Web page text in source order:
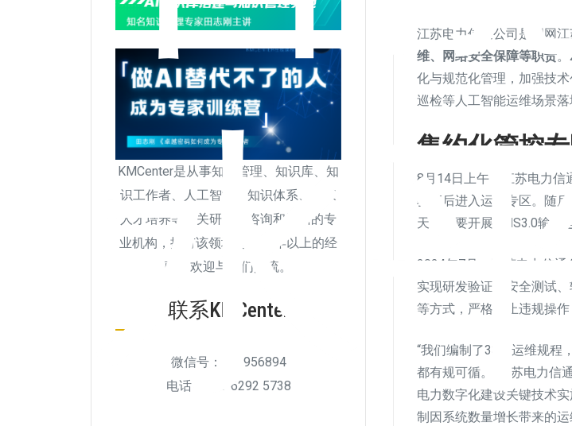
水
江苏电力信通公司是国网
维、网络安全保障等职责
化与规范化管理，加强技
巡检等人工智能运维场景
集约化管控
8月14日上午，江苏电力信
验证后进入运维专区。随
天，她要开展PMS3.0输电
2024年7月，江苏电力信
实现研发验证、安全测试
等方式，严格防止违规操作
“我们编制了33篇运维规程
都有规可循。”江苏电力信
电力数字化建设关键技术
制因系统数量增长带来的运
KMCenter是从事知识管理、知识库、知
识工作者、人工智能、知识体系、专家
人才培养等相关研究、咨询和培训的专
业机构，拥有该领域超过20年以上的经
验，欢迎与我们交流。
联系KMCenter
微信号：511956894
电话：010-6292 5738